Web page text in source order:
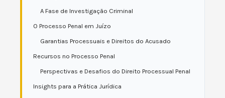
A Fase de Investigação Criminal
O Processo Penal em Juízo
Garantias Processuais e Direitos do Acusado
Recursos no Processo Penal
Perspectivas e Desafios do Direito Processual Penal
Insights para a Prática Jurídica